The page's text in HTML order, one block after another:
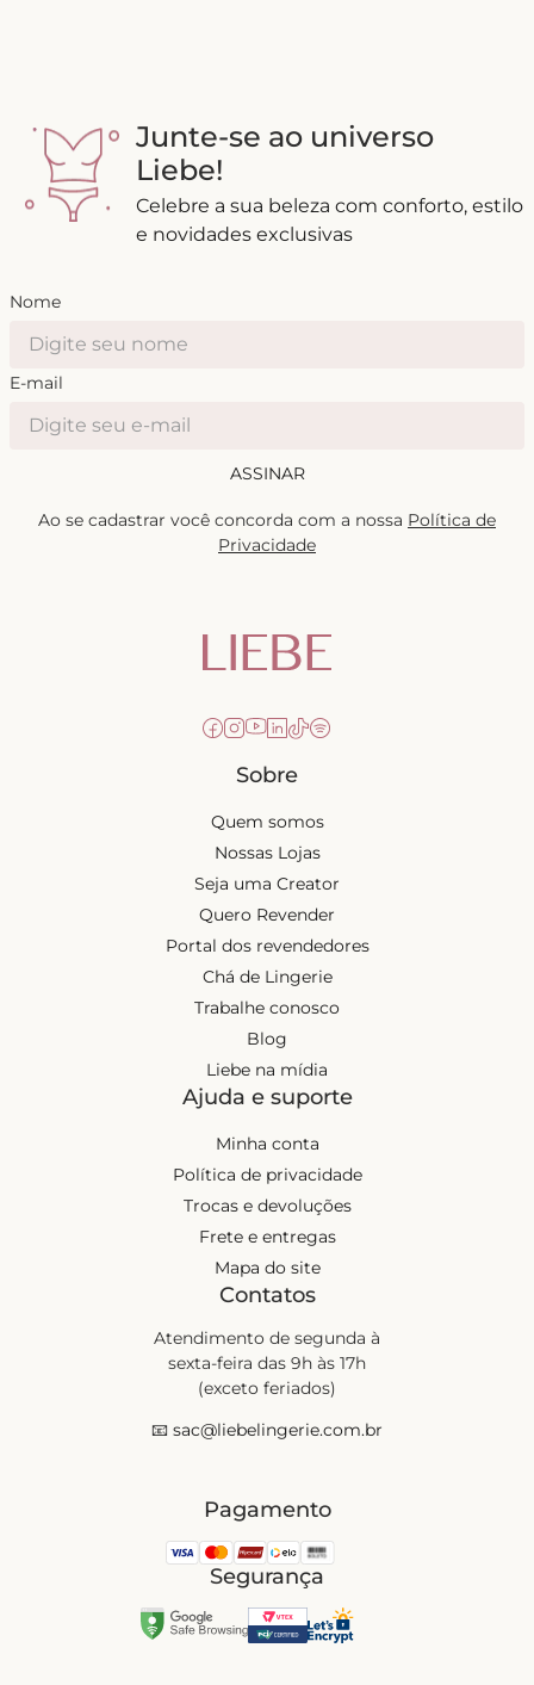
Junte-se ao universo
Liebe!
Celebre a sua beleza com conforto, estilo
e novidades exclusivas
Nome
E-mail
ASSINAR
Ao se cadastrar você concorda com a nossa Política de
Privacidade
Sobre
Quem somos
Nossas Lojas
Seja uma Creator
Quero Revender
Portal dos revendedores
Chá de Lingerie
Trabalhe conosco
Blog
Liebe na mídia
Ajuda e suporte
Minha conta
Política de privacidade
Trocas e devoluções
Frete e entregas
Mapa do site
Contatos
Atendimento de segunda à
sexta-feira das 9h às 17h
(exceto feriados)
📧 sac@liebelingerie.com.br
Pagamento
Segurança